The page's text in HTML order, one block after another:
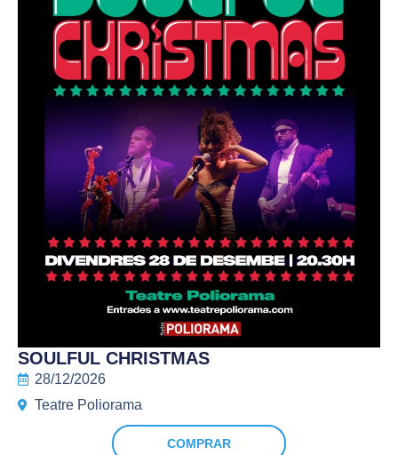
SOULFUL CHRISTMAS
28/12/2026
Teatre Poliorama
COMPRAR